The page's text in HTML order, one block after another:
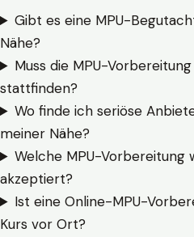
Gibt es eine MPU-
Nähe?
Muss die MPU-
stattfinden?
Wo finde ich seriöse
meiner Nähe?
Welche MPU-Vorbereitung
akzeptiert?
Ist eine Online-MPU-
Kurs vor Ort?